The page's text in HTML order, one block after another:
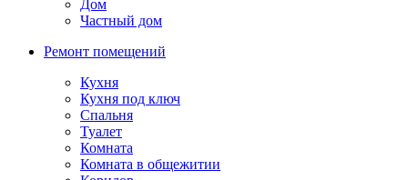
Дом
Частный дом
Ремонт помещений
Кухня
Кухня под ключ
Спальня
Туалет
Комната
Комната в общежитии